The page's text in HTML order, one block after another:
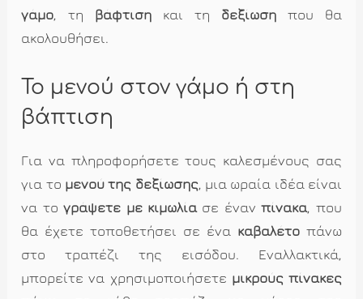
γάμο, τη βάφτιση και τη δεξίωσηπου θα
ακολουθήσει.
Το μενού στον γάμο ή στη
βάπτιση
Για να πληροφορήσετε τους καλεσμένους σας
για το μενού της δεξίωσης, μια ωραία ιδέα είναι
να τογράψετε με κιμωλία σε ένανπίνακα, που
θα έχετε τοποθετήσει σε ένα καβαλέτοπάνω
στο τραπέζι της εισόδου. Εναλλακτικά,
μπορείτε να χρησιμοποιήσετε μικρούς πίνακες